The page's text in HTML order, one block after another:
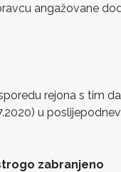
angažovane
rejona s tim
u
zabranjeno